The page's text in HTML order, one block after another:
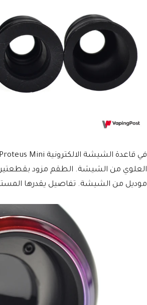
العلوي من الشيشة. الطقم مزود
موديل من الشيشة. تفاصيل يقدرها